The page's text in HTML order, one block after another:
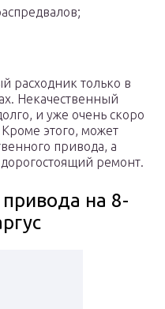
расходник только в
Некачественный
и уже очень скоро
этого, может
привода, а
дорогостоящий ремонт.
на 8-